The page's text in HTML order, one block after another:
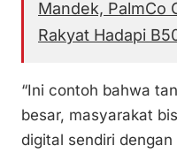
Mandek, PalmCo
Rakyat Hadapi
“Ini contoh bahwa
besar, masyarakat
digital sendiri